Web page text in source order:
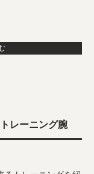
レーニング腕